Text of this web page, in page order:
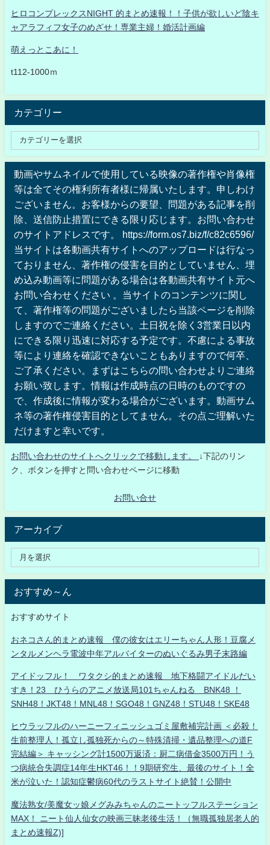
ヒロコンプレックスNIGHT 的まとめ速報！！子供が欲しいど陰キ
ャアラフィフ女子のめざせ！専業主婦！婚活計画編
萌えっとこあに！
t112-1000ｍ
カテゴリー
動画やサムネイルで使用している映像の著作権や肖像権
等は全てその権利所有者様に帰属いたします。申しわけ
ございません。お客様からの要望、問題がある記事を削
除、送信防止措置にできる限り応じます。お問い合わせ
のサイトアドレスです。 https://form.os7.biz/f/c82c6596/
当サイトは各動画共有サイトへのアップロードは行なっ
ておりません、著作権の侵害を目的としていません、埋
め込み動画等に問題がある場合は各動画共有サイト元へ
お問い合わせください 。当サイトのコンテンツに関し
て、著作権等の問題がございましたら当該ページを削除
しますのでご連絡ください。土日祝を除く3営業日以内
にできる限り迅速に対応する予定です。不慮による事故
等により連絡を確認できないこともありますので何卒、
ご了承ください。まずはこちらの問い合わせよりご連絡
お願い致します。情報は作成時点の日時のものですの
で、作成後に情報が変わる場合がございます。動画サム
ネ等の著作権侵害目的としてません。その点ご理解いた
だけますと幸いです。
お問い合わせのサイトへクリックで移動します。
↓下記のリン
ク、ボタンを押すと問い合わせページに移動
お問い合せ
アーカイブ
おすすめ～ん
おすすめサイト
おネコさん的まとめ速報 僕の彼女はエリーちゃん人形！豆腐メ
ンタルメンヘラ電波中年アルバイターのぬいぐるみ男子末路編
アイドッフル！ ワタクシ的まとめ速報 地下格闘アイドルだい
すき！23 ひうらのアニメ放送局101ちゃんねる BNK48 ！
SNH48！JKT48！MNL48！SGO48！GNZ48！STU48！SKE48
ヒウラッフルのハーニーフィニッシュゴミ屋敷補完計画 ＜必殺！
生前整理人！孤立し孤独死からの～特殊清掃・遺品整理への道F
完結編＞ キャッシング計1500万返済：厨二病借金3500万円！う
つ病統合失調症14年生HKT46！！9期研究生、最後のサイト！全
米が泣いた！認知症鬱病60代のラストサイト絶賛！公開中
魔法熟女/美魔女ッ娘メグみみちゃんのニートッフルステーション
MAX！ ニート仙人仙女の映画三昧老後生活！（無職孤独居老人的
まとめ速報Z)]